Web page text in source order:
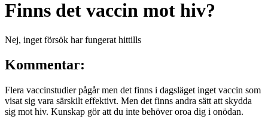
Finns det vaccin mot hiv?
Nej, inget försök har fungerat hittills
Kommentar:
Flera vaccinstudier pågår men det finns i dagsläget inget vaccin som
visat sig vara särskilt effektivt. Men det finns andra sätt att skydda
sig mot hiv. Kunskap gör att du inte behöver oroa dig i onödan.